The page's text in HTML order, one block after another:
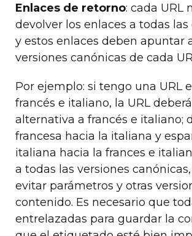
Enlaces de retorno: cada URL
devolver los enlaces a todas las
y estos enlaces deben apuntar
versiones canónicas de cada
Por ejemplo: si tengo una URL
francés e italiano, la URL
alternativa a francés e italiano;
francesa hacia la italiana y
italiana hacia la frances e
a todas las versiones
evitar parámetros y otras
contenido. Es necesario que
entrelazadas para guardar la